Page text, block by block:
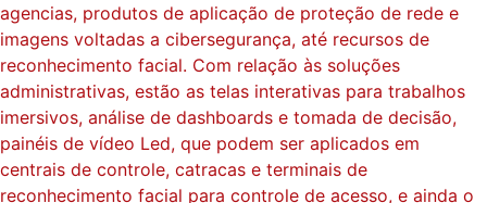
agencias, produtos de aplicação de proteção de rede e
imagens voltadas a cibersegurança, até recursos de
reconhecimento facial. Com relação às soluções
administrativas, estão as telas interativas para trabalhos
imersivos, análise de dashboards e tomada de decisão,
painéis de vídeo Led, que podem ser aplicados em
centrais de controle, catracas e terminais de
reconhecimento facial para controle de acesso, e ainda o